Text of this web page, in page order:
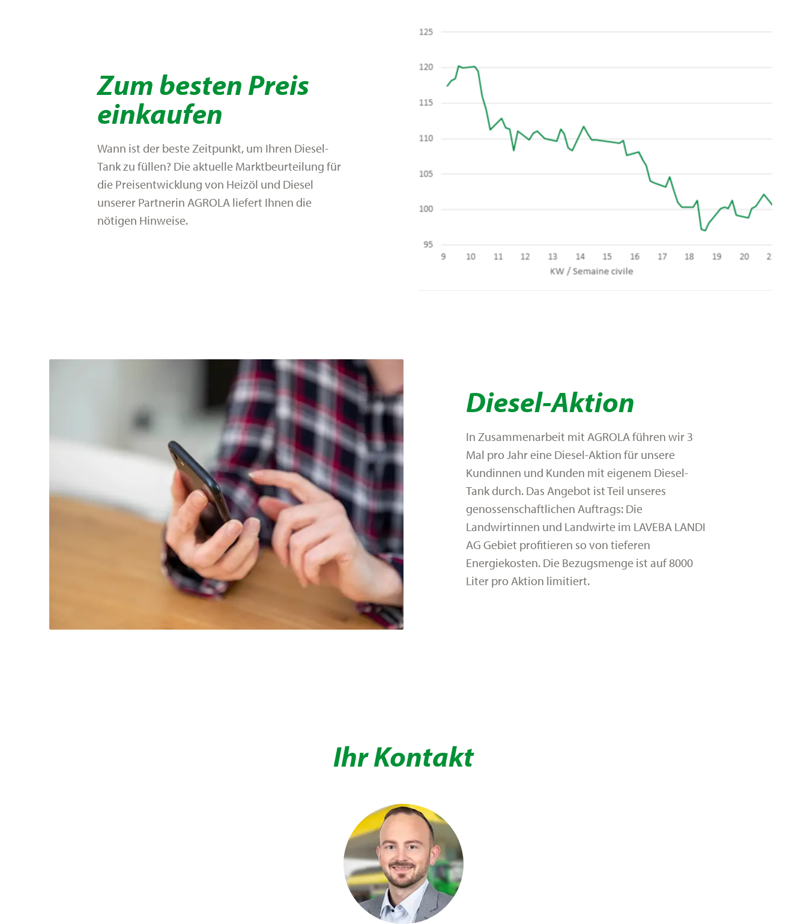
Zum besten Preis
einkaufen
Wann ist der beste Zeitpunkt, um Ihren Diesel-
Tank zu füllen? Die aktuelle Marktbeurteilung für
die Preisentwicklung von Heizöl und Diesel
unserer Partnerin AGROLA liefert Ihnen die
nötigen Hinweise.
Diesel-Aktion
In Zusammenarbeit mit AGROLA führen wir 3
Mal pro Jahr eine Diesel-Aktion für unsere
Kundinnen und Kunden mit eigenem Diesel-
Tank durch. Das Angebot ist Teil unseres
genossenschaftlichen Auftrags: Die
Landwirtinnen und Landwirte im LAVEBA LANDI
AG Gebiet profitieren so von tieferen
Energiekosten. Die Bezugsmenge ist auf 8000
Liter pro Aktion limitiert.
Ihr Kontakt